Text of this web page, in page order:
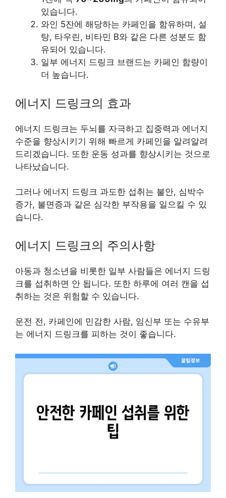
있습니다.
와인 5잔에 해당하는 카페인을 함유하며, 설
탕, 타우린, 비타민 B와 같은 다른 성분도 함
유되어 있습니다.
일부 에너지 드링크 브랜드는 카페인 함량이
더 높습니다.
에너지 드링크의 효과
에너지 드링크는 두뇌를 자극하고 집중력과 에너지
수준을 향상시키기 위해 빠르게 카페인을 알려알려
드리겠습니다. 또한 운동 성과를 향상시키는 것으로
나타났습니다.
그러나 에너지 드링크 과도한 섭취는 불안, 심박수
증가, 불면증과 같은 심각한 부작용을 일으킬 수 있
습니다.
에너지 드링크의 주의사항
아동과 청소년을 비롯한 일부 사람들은 에너지 드링
크를 섭취하면 안 됩니다. 또한 하루에 여러 캔을 섭
취하는 것은 위험할 수 있습니다.
운전 전, 카페인에 민감한 사람, 임신부 또는 수유부
는 에너지 드링크를 피하는 것이 좋습니다.